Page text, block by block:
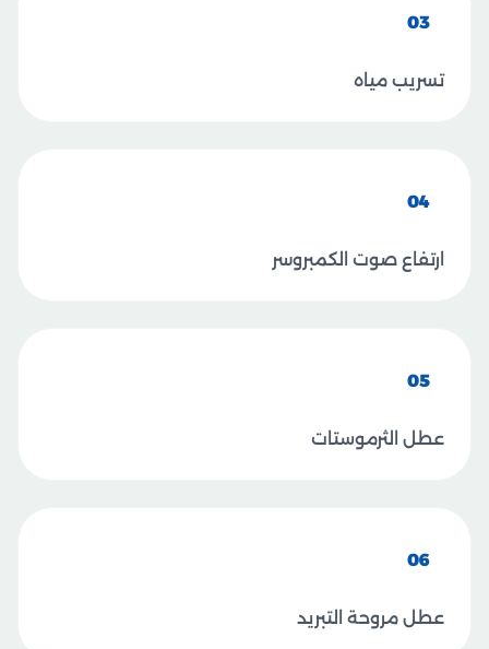
03
تسريب مياه
04
ارتفاع صوت الكمبروسر
05
عطل الثرموستات
06
عطل مروحة التبريد